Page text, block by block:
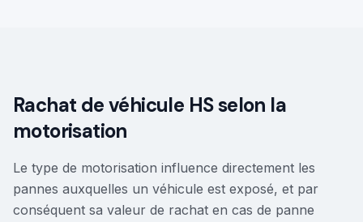
Rachat de véhicule HS selon la
motorisation
Le type de motorisation influence directement les
pannes auxquelles un véhicule est exposé, et par
conséquent sa valeur de rachat en cas de panne